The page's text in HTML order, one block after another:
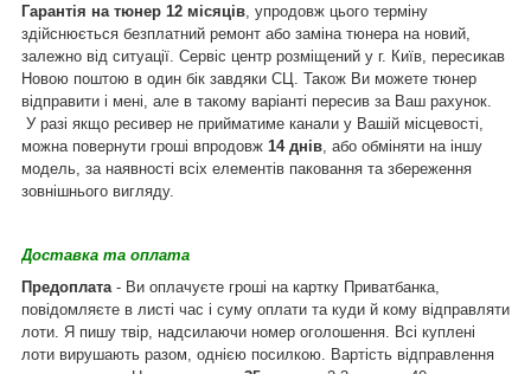
Гарантія на тюнер 12 місяців , упродовж цього терміну
здійснюється безплатний ремонт або заміна тюнера на новий,
залежно від ситуації. Сервіс центр розміщений у г. Київ, пересикав
Новою поштою в один бік завдяки СЦ. Також Ви можете тюнер
відправити і мені, але в такому варіанті пересив за Ваш рахунок.
У разі якщо ресивер не прийматиме канали у Вашій місцевості,
можна повернути гроші впродовж 14 днів , або обміняти на іншу
модель, за наявності всіх елементів паковання та збереження
зовнішнього вигляду.
Доставка та оплата
Предоплата - Ви оплачуєте гроші на картку Приватбанка,
повідомляєте в листі час і суму оплати та куди й кому відправляти
лоти. Я пишу твір, надсилаючи номер оголошення. Всі куплені
лоти вирушають разом, однією посилкою. Вартість відправлення